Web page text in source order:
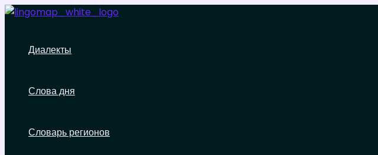
Перейти
Диалекты
Слова дня
Словарь регионов